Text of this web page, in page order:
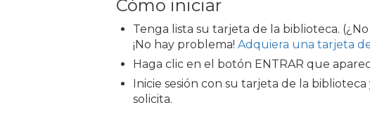
Cómo iniciar
Tenga lista su tarjeta de la biblioteca.
¡No hay problema! Adquiera una tarjeta
Haga clic en el botón ENTRAR que
Inicie sesión con su tarjeta de la biblioteca
solicita.